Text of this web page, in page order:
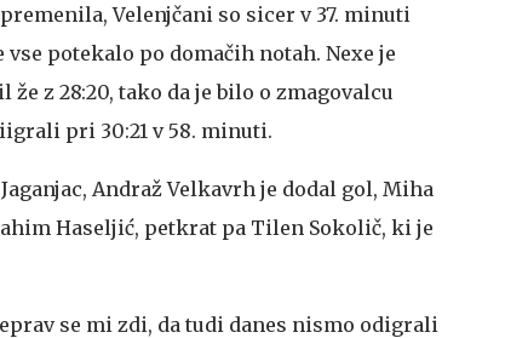
Velenjčani so sicer v 37. minuti
vse potekalo po domačih notah. Nexe je
z 28:20, tako da je bilo o zmagovalcu
pri 30:21 v 58. minuti.
Andraž Velkavrh je dodal gol, Miha
Haseljić, petkrat pa Tilen Sokolič, ki je
se mi zdi, da tudi danes nismo odigrali